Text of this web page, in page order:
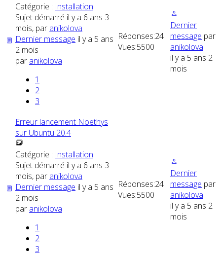
Catégorie : Installation
Sujet démarré il y a 6 ans 3
mois, par anikolova
Dernier message il y a 5 ans
2 mois
par anikolova
1
2
3
Réponses:24
Vues:5500
Dernier
message par
anikolova
il y a 5 ans 2
mois
Erreur lancement Noethys
sur Ubuntu 20.4
Catégorie : Installation
Sujet démarré il y a 6 ans 3
mois, par anikolova
Dernier message il y a 5 ans
2 mois
par anikolova
1
2
3
Réponses:24
Vues:5500
Dernier
message par
anikolova
il y a 5 ans 2
mois